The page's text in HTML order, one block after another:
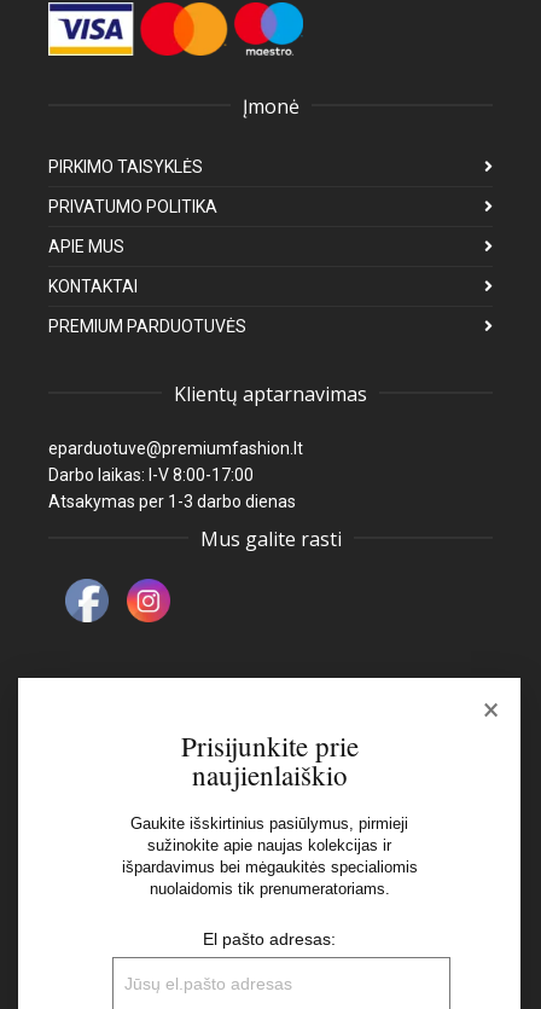
Įmonė
PIRKIMO TAISYKLĖS
PRIVATUMO POLITIKA
APIE MUS
KONTAKTAI
PREMIUM PARDUOTUVĖS
Klientų aptarnavimas
eparduotuve@premiumfashion.lt
Darbo laikas: I-V 8:00-17:00
Atsakymas per 1-3 darbo dienas
Mus galite rasti
Naujienlaiškis
Aš perskaičiau ir sutinku su Privatumo Politikos
×
Prisijunkite prie
naujienlaiškio
Gaukite išskirtinius pasiūlymus, pirmieji
sužinokite apie naujas kolekcijas ir
išpardavimus bei mėgaukitės specialiomis
nuolaidomis tik prenumeratoriams.
El pašto adresas: